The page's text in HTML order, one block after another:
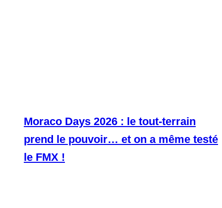
Moraco Days 2026 : le tout-terrain
prend le pouvoir… et on a même testé
le FMX !